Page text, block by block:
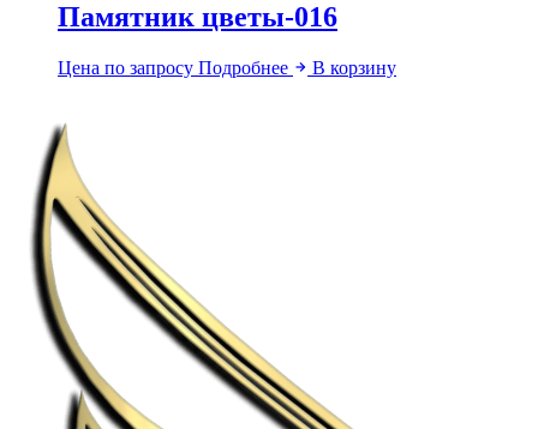
Памятник цветы-016
Цена по запросу Подробнее В корзину